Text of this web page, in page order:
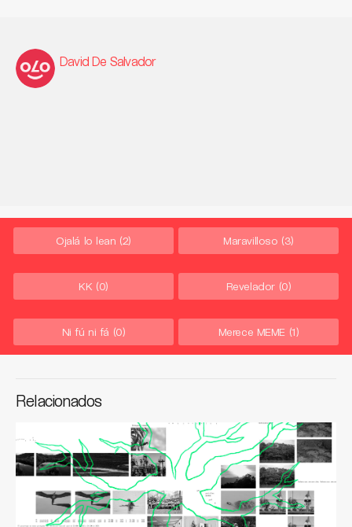
David De Salvador
Ojalá lo lean (2) Maravilloso (3)
KK (0) Revelador (0)
Ni fú ni fá (0) Merece MEME (1)
Relacionados